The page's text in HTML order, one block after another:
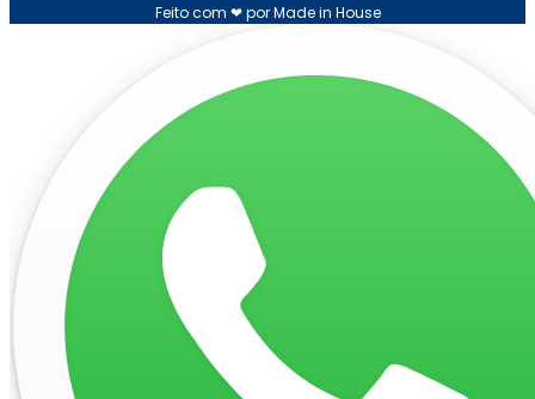
Feito com ❤ por Made in House